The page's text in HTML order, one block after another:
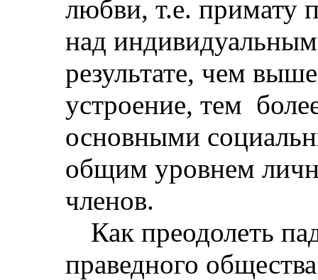
любви, т.е. примату
над
результате, чем
устроение, тем
основными
общим уровнем
членов.
Как преодолеть
праведного